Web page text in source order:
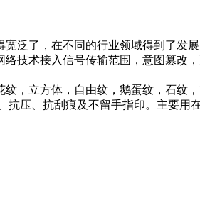
泛了，在不同的行业领域得到了发
技术接入信号传输范围，意图篡改
，立方体，自由纹，鹅蛋纹，石纹
压、抗刮痕及不留手指印。主要用在